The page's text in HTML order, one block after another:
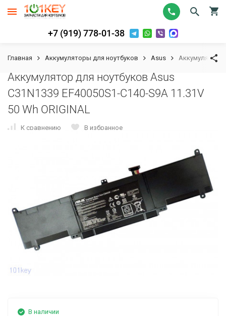
+7 (919) 778-01-38
Главная Аккумуляторы для ноутбуков Asus Аккумулятор
Аккумулятор для ноутбуков Asus
C31N1339 EF40050S1-C140-S9A 11.31V
50 Wh ORIGINAL
К сравнению В избранное
В наличии